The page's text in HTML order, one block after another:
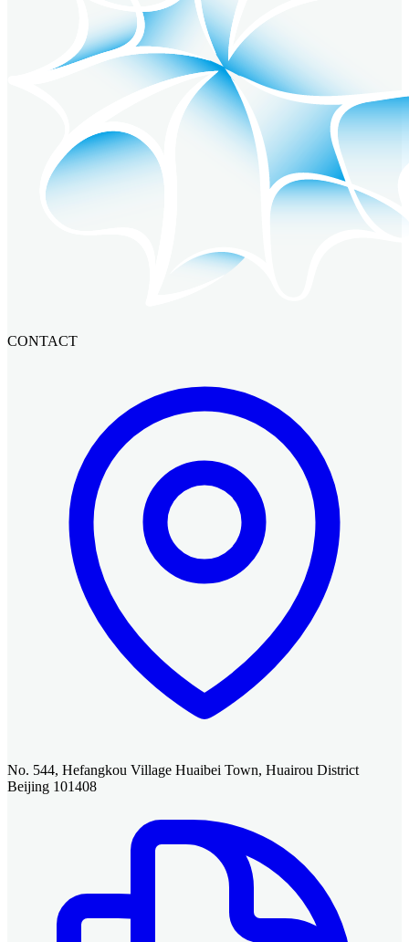
CONTACT
No. 544, Hefangkou Village Huaibei Town, Huairou District
Beijing 101408